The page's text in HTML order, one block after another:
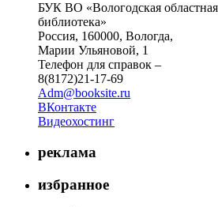
БУК ВО «Вологодская
библиотека»
Россия, 160000, Вологда,
Марии Ульяновой, 1
Телефон для справок –
8(8172)21-17-69
Adm@booksite.ru
ВКонтакте
Видеохостинг
реклама
избранное